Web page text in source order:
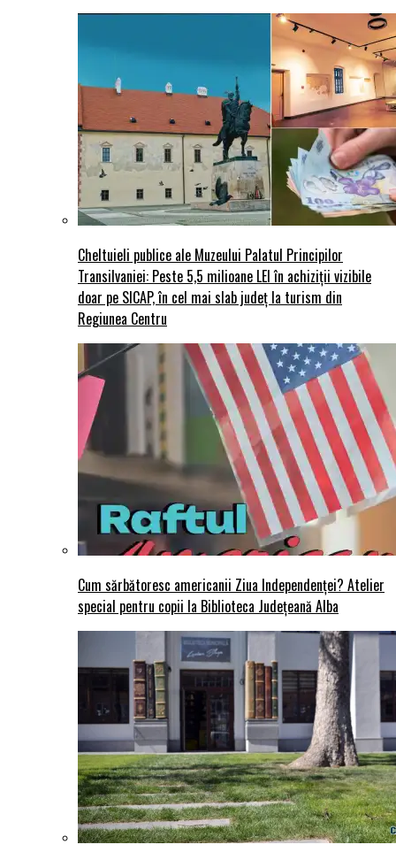
Cheltuieli publice ale Muzeului Palatul Principilor
Transilvaniei: Peste 5,5 milioane LEI în achiziții vizibile
doar pe SICAP, în cel mai slab județ la turism din
Regiunea Centru
Cum sărbătoresc americanii Ziua Independenței? Atelier
special pentru copii la Biblioteca Județeană Alba